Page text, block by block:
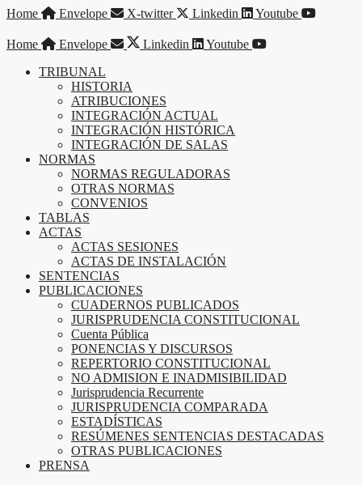
Saltar
contenido
Home Envelope X-twitter Linkedin Youtube
Home Envelope Linkedin
Youtube
TRIBUNAL
HISTORIA
ATRIBUCIONES
INTEGRACIÓN ACTUAL
INTEGRACIÓN HISTÓRICA
INTEGRACIÓN DE SALAS
NORMAS
NORMAS REGULADORAS
OTRAS NORMAS
CONVENIOS
TABLAS
ACTAS
ACTAS SESIONES
ACTAS DE INSTALACIÓN
SENTENCIAS
PUBLICACIONES
CUADERNOS PUBLICADOS
JURISPRUDENCIA CONSTITUCIONAL
Cuenta Pública
PONENCIAS Y DISCURSOS
REPERTORIO CONSTITUCIONAL
NO ADMISION E INADMISIBILIDAD
Jurisprudencia Recurrente
JURISPRUDENCIA COMPARADA
ESTADÍSTICAS
RESÚMENES SENTENCIAS DESTACADAS
OTRAS PUBLICACIONES
PRENSA